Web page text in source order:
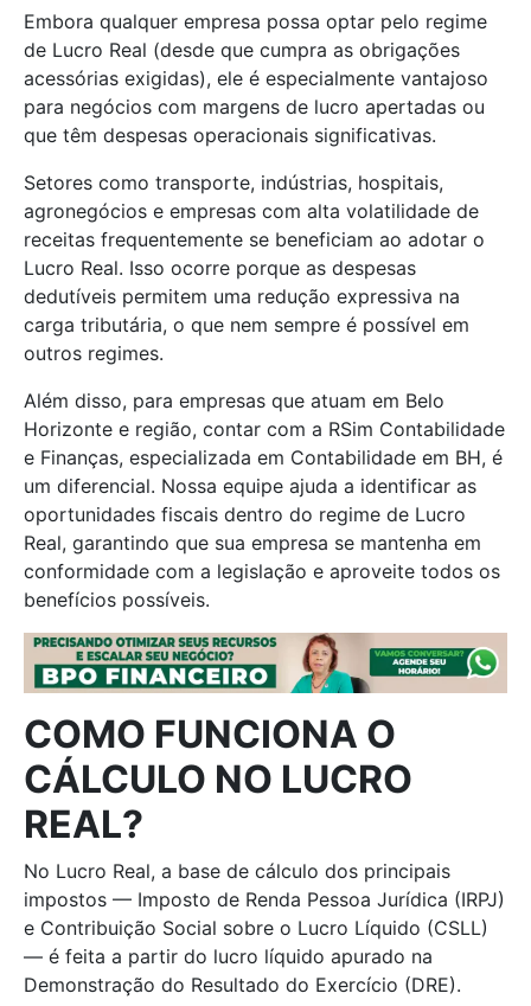
Embora qualquer empresa possa optar pelo regime
de Lucro Real (desde que cumpra as obrigações
acessórias exigidas), ele é especialmente vantajoso
para negócios com margens de lucro apertadas ou
que têm despesas operacionais significativas.
Setores como transporte, indústrias, hospitais,
agronegócios e empresas com alta volatilidade de
receitas frequentemente se beneficiam ao adotar o
Lucro Real. Isso ocorre porque as despesas
dedutíveis permitem uma redução expressiva na
carga tributária, o que nem sempre é possível em
outros regimes.
Além disso, para empresas que atuam em Belo
Horizonte e região, contar com a RSim Contabilidade
e Finanças, especializada em Contabilidade em BH, é
um diferencial. Nossa equipe ajuda a identificar as
oportunidades fiscais dentro do regime de Lucro
Real, garantindo que sua empresa se mantenha em
conformidade com a legislação e aproveite todos os
benefícios possíveis.
COMO FUNCIONA O
CÁLCULO NO LUCRO
REAL?
No Lucro Real, a base de cálculo dos principais
impostos — Imposto de Renda Pessoa Jurídica (IRPJ)
e Contribuição Social sobre o Lucro Líquido (CSLL)
— é feita a partir do lucro líquido apurado na
Demonstração do Resultado do Exercício (DRE).